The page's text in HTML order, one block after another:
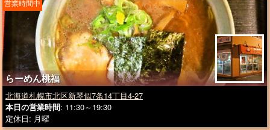
らーめん桃福
営業時間中
北海道札幌市北区新琴似7条14丁目4-27
本日の営業時間: 11:30～19:30
定休日: 月曜